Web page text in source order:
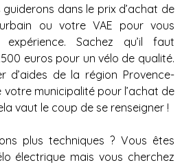
dans le prix d’achat de
ou votre VAE pour vous
Sachez qu’il faut
euros pour un vélo de qualité.
d’aides de la région Provence-
municipalité pour l’achat de
vaut le coup de se renseigner !
plus techniques ? Vous êtes
électrique mais vous cherchez